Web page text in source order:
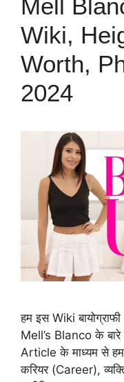
Mell
Wiki,
Worth,
2024
हम इस Wiki
Mell’s Blanco के बारे
Article के माध्यम से
करियर (Career),